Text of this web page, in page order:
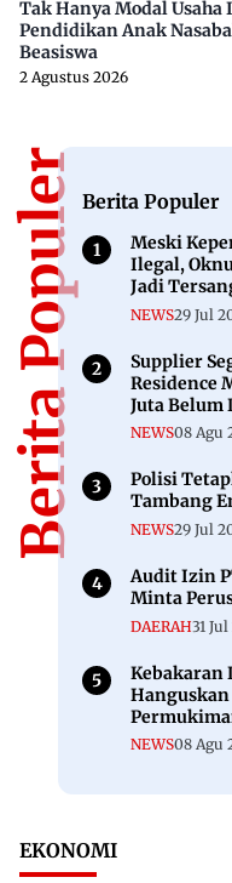
Tak Hanya Modal Usaha
Pendidikan Anak
Beasiswa
2 Agustus 2026
Berita PopulerBerita Populer
Meski
Ilegal,
Jadi
NEWS29 Jul
Supplier
Residence
Juta Belum
NEWS08 Agu
Polisi
Tambang
NEWS29 Jul
Audit Izin
Minta
DAERAH31
Kebakaran
NEWS08 Agu
EKONOMI